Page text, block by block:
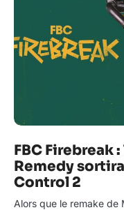
FBC Firebreak
Remedy
Control 2
Alors que le remake de